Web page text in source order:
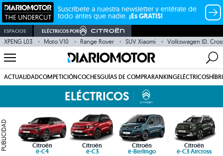
Suscríbete a nuestra newsletter y entérate de
todo antes que nadie. ¡Es GRATIS!
ESPACIOS ELÉCTRICOS POR
XPENG L03 Moto V10 Range Rover SUV Xiaomi Volkswagen ID.
ACTUALIDADCOMPETICIÓNCOCHESGUÍAS DE COMPRARANKINGELÉCTRICOS
ELÉCTRICOS
PUBLICIDAD Citroën
ë-C4
Citroën
ë-C3
Citroën
ë-Berlingo
Citroën
ë-C3 Aircross